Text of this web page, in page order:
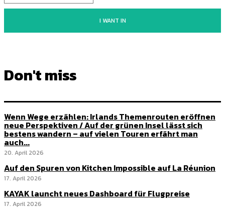
I WANT IN
Don't miss
Wenn Wege erzählen: Irlands Themenrouten eröffnen
neue Perspektiven / Auf der grünen Insel lässt sich
bestens wandern – auf vielen Touren erfährt man
auch...
20. April 2026
Auf den Spuren von Kitchen Impossible auf La Réunion
17. April 2026
KAYAK launcht neues Dashboard für Flugpreise
17. April 2026